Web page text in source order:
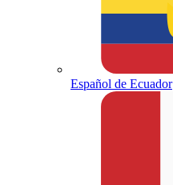
Español de Ecuador